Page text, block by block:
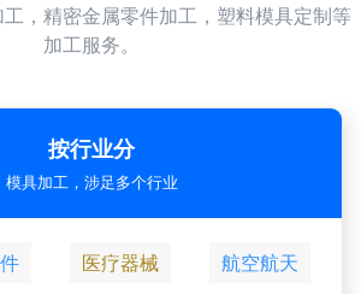
，精密金属零件加工，塑料模具定制等
加工服务。
按行业分
模具加工，涉足多个行业
医疗器械
航空航天